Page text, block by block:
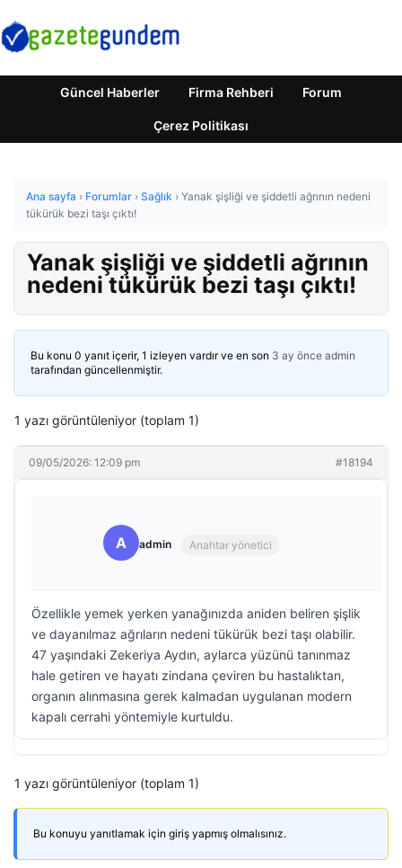
Güncel Haberler Firma Rehberi Forum
Çerez Politikası
Ana sayfa › Forumlar › Sağlık › Yanak şişliği ve şiddetli ağrının nedeni
tükürük bezi taşı çıktı!
Yanak şişliği ve şiddetli ağrının
nedeni tükürük bezi taşı çıktı!
Bu konu 0 yanıt içerir, 1 izleyen vardır ve en son 3 ay önce admin
tarafından güncellenmiştir.
1 yazı görüntüleniyor (toplam 1)
09/05/2026: 12:09 pm #18194
A admin Anahtar yönetici
Özellikle yemek yerken yanağınızda aniden beliren şişlik
ve dayanılmaz ağrıların nedeni tükürük bezi taşı olabilir.
47 yaşındaki Zekeriya Aydın, aylarca yüzünü tanınmaz
hale getiren ve hayatı zindana çeviren bu hastalıktan,
organın alınmasına gerek kalmadan uygulanan modern
kapalı cerrahi yöntemiyle kurtuldu.
1 yazı görüntüleniyor (toplam 1)
Bu konuyu yanıtlamak için giriş yapmış olmalısınız.